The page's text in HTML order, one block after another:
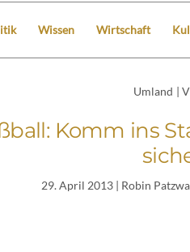
Wissen Wirtschaft
Umland |
Komm ins
29. April 2013| Robin